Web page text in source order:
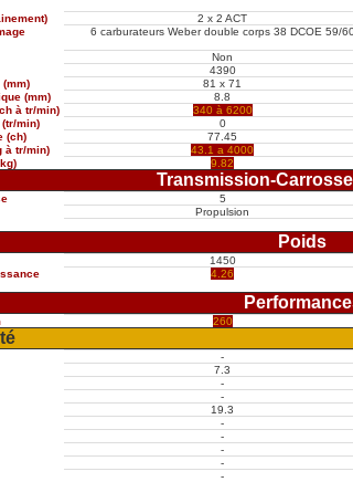
2 x 2 ACT
6 carburateurs Weber double corps 38 DCOE 59/
Non
4390
81 x 71
(mm)
8.8
à tr/min)
340 à 6200
min)
0
(ch)
77.45
à tr/min)
43.1 a 4000
9.82
Transmission-
5
Propulsion
Poids
1450
4.26
260
-
7.3
-
-
19.3
-
-
-
-
-